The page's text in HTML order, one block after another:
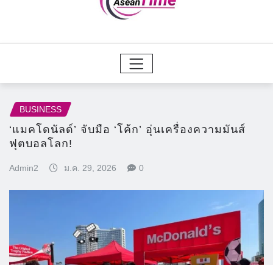
BUSINESS
‘แมคโดนัลด์’ จับมือ ‘โค้ก’ อุ่นเครื่องความมันส์
ฟุตบอลโลก!
Admin2 ม.ค. 29, 2026 0